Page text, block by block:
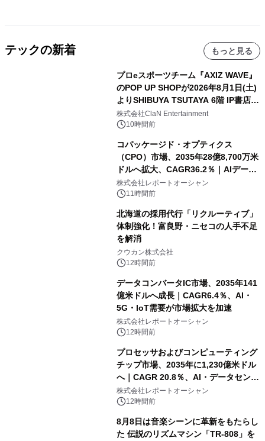
テックの新着 もっと見る
プロeスポーツチーム『AXIZ WAVE』
のPOP UP SHOPが2026年8月1日(土)
よりSHIBUYA TSUTAYA 6階 IP書店で
開催決定！！
株式会社ClaN Entertainment
10時間前
コパッケージド・オプティクス
（CPO）市場、2035年28億8,700万米
ドルへ拡大、CAGR36.2％｜AIデータ
センター・高速光通信需要が成長を加
速
株式会社レポートオーシャン
11時間前
北海道の採用代行「リクルーティブ」
体制強化！富良野・ニセコの人手不足
を解消
クウカン株式会社
12時間前
データコンバータIC市場、2035年141
億米ドルへ成長｜CAGR6.4％、AI・
5G・IoT需要が市場拡大を加速
株式会社レポートオーシャン
12時間前
プロセッサおよびコンピューティング
チップ市場、2035年に1,230億米ドル
へ｜CAGR 20.8％、AI・データセンタ
ー需要が成長を牽引
株式会社レポートオーシャン
12時間前
8月8日は音楽シーンに革新をもたらし
た 伝説のリズムマシン「TR-808」を